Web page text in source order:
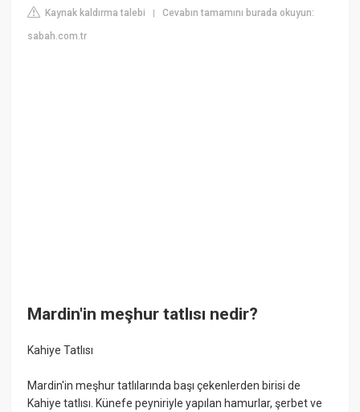
Kaynak kaldırma talebi |Cevabın tamamını burada okuyun:
sabah.com.tr
Mardin'in meşhur tatlısı nedir?
Kahiye Tatlısı
Mardin'in meşhur tatlılarında başı çekenlerden birisi de
Kahiye tatlısı. Künefe peyniriyle yapılan hamurlar, şerbet ve